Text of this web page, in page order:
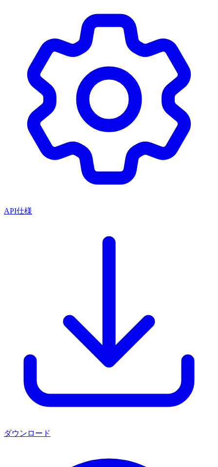
API仕様
ダウンロード